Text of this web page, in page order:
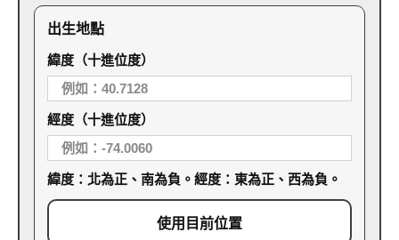
出生地點
緯度（十進位度）
經度（十進位度）
緯度：北為正、南為負。經度：東為正、西為負。
使用目前位置